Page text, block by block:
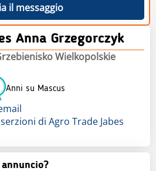
il messaggio
Anna Grzegorczyk
Wielkopolskie
Anni su Mascus
di Agro Trade Jabes